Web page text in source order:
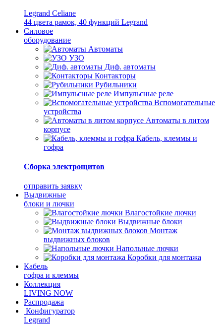
Legrand Celiane
44 цвета рамок, 40 функций Legrand
Силовое
оборудование
Автоматы
УЗО
Диф. автоматы
Контакторы
Рубильники
Импульсные реле
Вспомогательные
устройства
Автоматы в литом
корпусе
Кабель, клеммы и
гофра
Сборка электрощитов
отправить заявку
Выдвижные
блоки и лючки
Влагостойкие лючки
Выдвижные блоки
Монтаж
выдвижных блоков
Напольные лючки
Коробки для монтажа
Кабель
гофра и клеммы
Коллекция
LIVING NOW
Распродажа
Конфигуратор
Legrand